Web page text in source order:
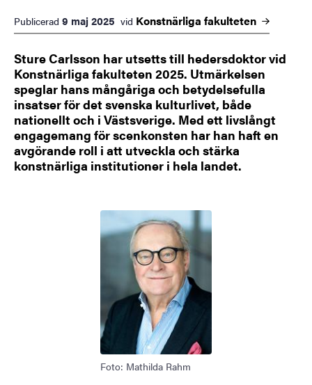
Publicerad 9 maj 2025 vid Konstnärliga fakulteten
Sture Carlsson har utsetts till hedersdoktor vid
Konstnärliga fakulteten 2025. Utmärkelsen
speglar hans mångåriga och betydelsefulla
insatser för det svenska kulturlivet, både
nationellt och i Västsverige. Med ett livslångt
engagemang för scenkonsten har han haft en
avgörande roll i att utveckla och stärka
konstnärliga institutioner i hela landet.
Bild
Foto: Mathilda Rahm